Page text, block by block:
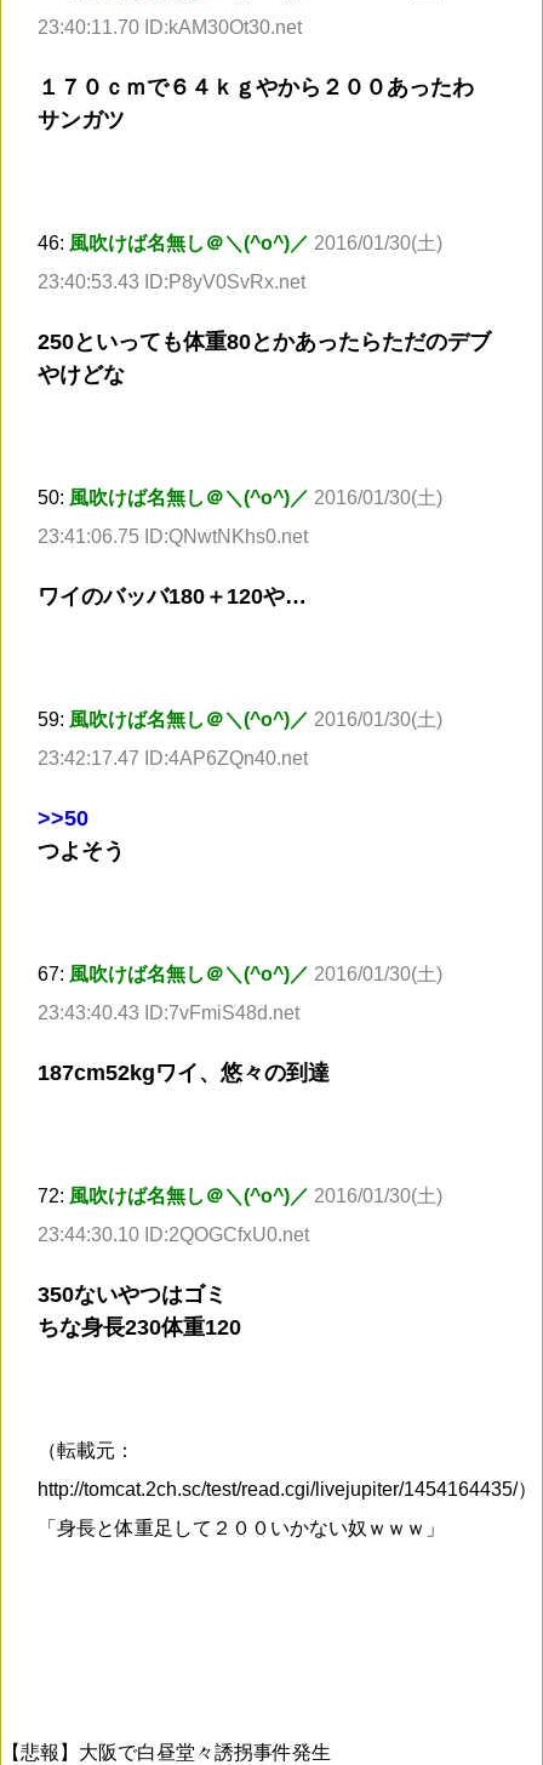
23:40:11.70 ID:kAM30Ot30.net
１７０ｃｍで６４ｋｇやから２００あったわ
サンガツ
46: 風吹けば名無し＠＼(^o^)／ 2016/01/30(土)
23:40:53.43 ID:P8yV0SvRx.net
250といっても体重80とかあったらただのデブ
やけどな
50: 風吹けば名無し＠＼(^o^)／ 2016/01/30(土)
23:41:06.75 ID:QNwtNKhs0.net
ワイのバッバ180＋120や…
59: 風吹けば名無し＠＼(^o^)／ 2016/01/30(土)
23:42:17.47 ID:4AP6ZQn40.net
>>50
つよそう
67: 風吹けば名無し＠＼(^o^)／ 2016/01/30(土)
23:43:40.43 ID:7vFmiS48d.net
187cm52kgワイ、悠々の到達
72: 風吹けば名無し＠＼(^o^)／ 2016/01/30(土)
23:44:30.10 ID:2QOGCfxU0.net
350ないやつはゴミ
ちな身長230体重120
（転載元：
http://tomcat.2ch.sc/test/read.cgi/livejupiter/1454164435/）
「身長と体重足して２００いかない奴ｗｗｗ」
【悲報】大阪で白昼堂々誘拐事件発生